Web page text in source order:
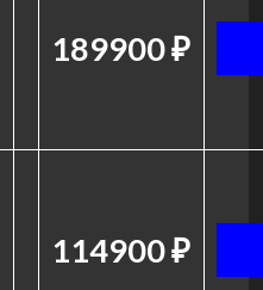
189900 ₽
114900 ₽